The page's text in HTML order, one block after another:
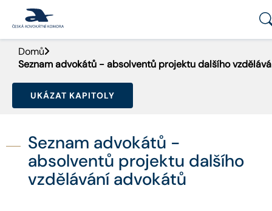
PORTÁL ČAK
DOMŮ
DOKUMENTY A FORMULÁŘE
PRO VEŘEJNOST
Domů
Seznam advokátů - absolventů projektu dalšího
UKÁZAT KAPITOLY
Seznam advokátů -
absolventů projektu dalšího
vzdělávání advokátů